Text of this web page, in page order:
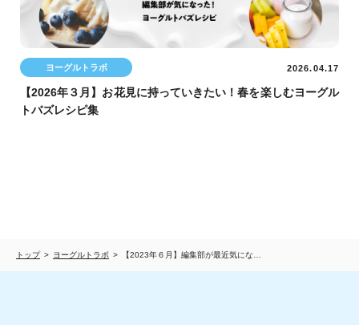
ヨーグルトラボ 2026.04.17
【2026年３月】お花見に持っていきたい！春を楽しむヨーグル
トバズレシピ集
トップ ヨーグルトラボ 【2023年６月】編集部が最近気にな…